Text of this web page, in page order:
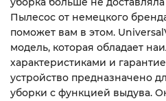
Пылесос от немецкого
поможет вам в этом.
модель, которая обладает
характеристиками и
устройство предназначено
уборки с функцией выдува.